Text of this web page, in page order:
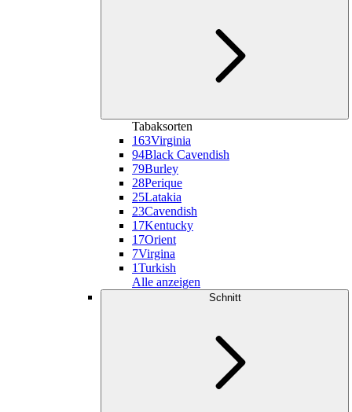
Tabaksorten
163Virginia
94Black Cavendish
79Burley
28Perique
25Latakia
23Cavendish
17Kentucky
17Orient
7Virgina
1Turkish
Alle anzeigen
Schnitt